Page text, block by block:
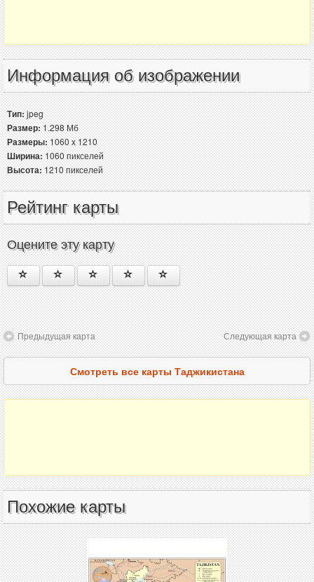
Информация об изображении
Тип:jpeg
Размер:1.298 Мб
Размеры:1060 x 1210
Ширина:1060 пикселей
Высота:1210 пикселей
Рейтинг карты
Оцените эту карту
Предыдущая карта Следующая карта
Смотреть все карты Таджикистана
Похожие карты